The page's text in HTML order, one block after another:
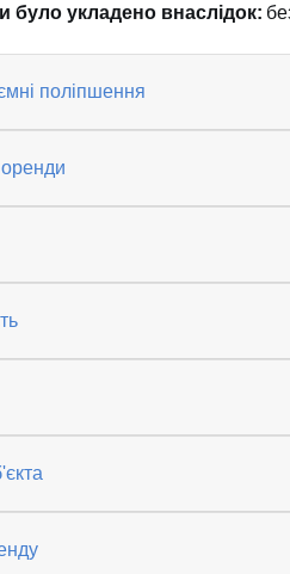
було укладено внаслідок:
поліпшення
оренди